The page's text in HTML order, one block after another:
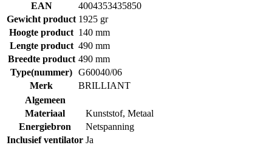
EAN
4004353435850
Gewicht product 1925 gr
Hoogte product 140 mm
Lengte product 490 mm
Breedte product 490 mm
Type(nummer) G60040/06
Merk
BRILLIANT
Algemeen
Materiaal
Kunststof, Metaal
Energiebron
Netspanning
Inclusief ventilator Ja